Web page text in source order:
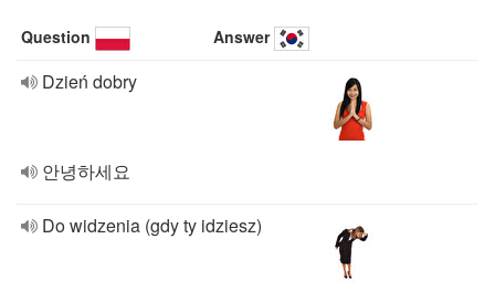
Question Answer
Dzień dobry
안녕하세요
Do widzenia (gdy ty idziesz)